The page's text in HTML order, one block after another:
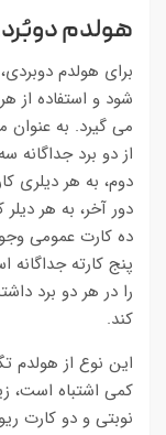
هولدم
برای هولدم
شود و استفاده از
می گیرد. به
از دو برد
دوم، به هر دیلری
دور آخر، به هر
ده کارت عمومی
پنج کارته
را در هر دو برد
کند.
این نوع از هولدم
کمی اشتباه است،
نوبتی و دو کارت